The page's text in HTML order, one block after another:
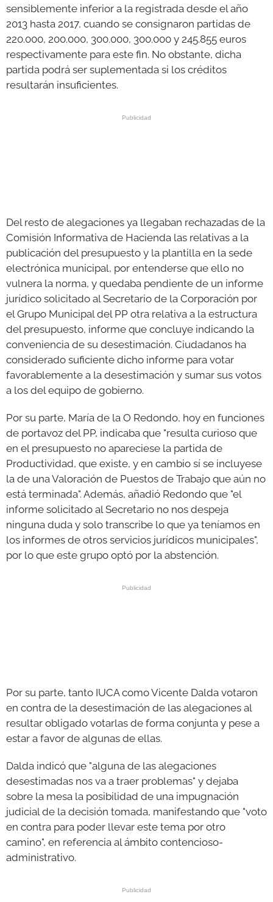
sensiblemente inferior a la registrada desde el año
2013 hasta 2017, cuando se consignaron partidas de
220.000, 200.000, 300.000, 300.000 y 245.855 euros
respectivamente para este fin. No obstante, dicha
partida podrá ser suplementada si los créditos
resultarán insuficientes.
Del resto de alegaciones ya llegaban rechazadas de la
Comisión Informativa de Hacienda las relativas a la
publicación del presupuesto y la plantilla en la sede
electrónica municipal, por entenderse que ello no
vulnera la norma, y quedaba pendiente de un informe
jurídico solicitado al Secretario de la Corporación por
el Grupo Municipal del PP otra relativa a la estructura
del presupuesto, informe que concluye indicando la
conveniencia de su desestimación. Ciudadanos ha
considerado suficiente dicho informe para votar
favorablemente a la desestimación y sumar sus votos
a los del equipo de gobierno.
Por su parte, María de la O Redondo, hoy en funciones
de portavoz del PP, indicaba que "resulta curioso que
en el presupuesto no apareciese la partida de
Productividad, que existe, y en cambio sí se incluyese
la de una Valoración de Puestos de Trabajo que aún no
está terminada". Además, añadió Redondo que "el
informe solicitado al Secretario no nos despeja
ninguna duda y solo transcribe lo que ya teníamos en
los informes de otros servicios jurídicos municipales",
por lo que este grupo optó por la abstención.
Por su parte, tanto IUCA como Vicente Dalda votaron
en contra de la desestimación de las alegaciones al
resultar obligado votarlas de forma conjunta y pese a
estar a favor de algunas de ellas.
Dalda indicó que "alguna de las alegaciones
desestimadas nos va a traer problemas" y dejaba
sobre la mesa la posibilidad de una impugnación
judicial de la decisión tomada, manifestando que "voto
en contra para poder llevar este tema por otro
camino", en referencia al ámbito contencioso-
administrativo.